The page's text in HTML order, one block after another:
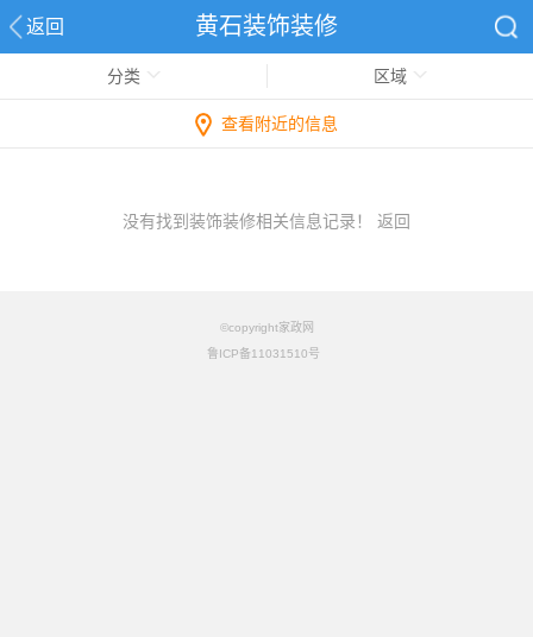
返回 黄石装饰装修
分类 区域
查看附近的信息
没有找到装饰装修相关信息记录！ 返回
©copyright家政网
鲁ICP备11031510号